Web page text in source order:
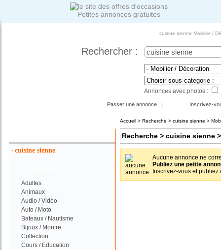
Petites annonces gratuites
cuisine sienne Mobilier /
Rechercher :
Annonces avec photos :
Passer une annonce | Inscrivez-
- cuisine sienne
Adultes
Animaux
Audio / Vidéo
Auto / Moto
Bateaux / Nautisme
Bijoux / Montre
Collection
Cours / Education
Accueil> Recherche > cuisine sienne >
Recherche> cuisine sienne
Aucune annonce ne
Publiez une petite
Inscrivez-vous et